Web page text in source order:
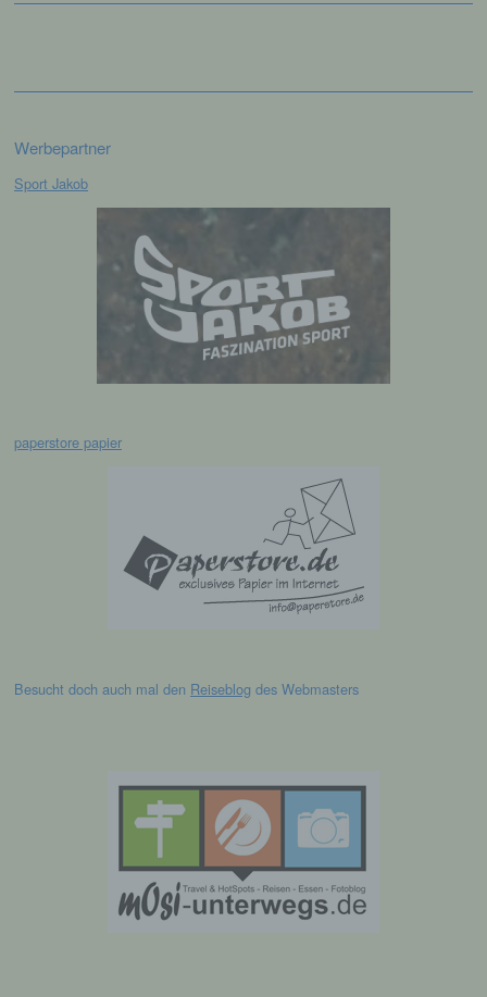
Werbepartner
Sport Jakob
paperstore papier
Besucht doch auch mal den Reiseblog des Webmasters
Verarbeitung personenbezogener Daten, die
werden, um bestimmte persönliche Aspekte,
bezüglich Arbeitsleistung, wirtschaftlicher
Lage, Gesundheit, persönlicher Vorlieben,
Interessen, Zuverlässigkeit, Verhalten,
Aufenthaltsort oder Ortswechsel dieser
natürlichen Person zu analysieren oder
vorherzusagen.
f) Pseudonymisierung
personenbezogener Daten in einer Weise,
ohne Hinzuziehung zusätzlicher
Informationen nicht mehr einer spezifischen
betroffenen Person zugeordnet werden
können, sofern diese zusätzlichen
Informationen gesondert aufbewahrt werden
und technischen und organisatorischen
Maßnahmen unterliegen, die gewährleisten,
Verantwortlicher oder für die Verarbeitung
Verantwortlicher ist die natürliche oder
juristische Person, Behörde, Einrichtung
oder andere Stelle, die allein oder
gemeinsam mit anderen über die Zwecke
und Mittel der Verarbeitung von
personenbezogenen Daten entscheidet.